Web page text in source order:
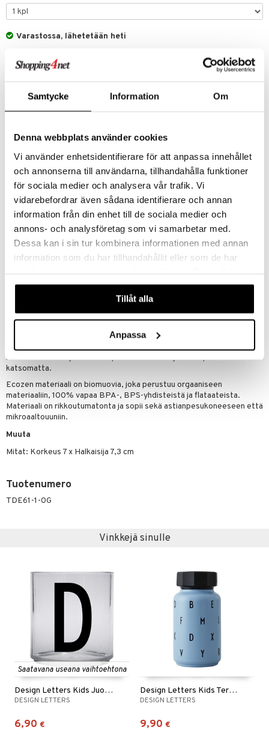
Samtycke Information Om
Denna webbplats använder cookies
Vi använder enhetsidentifierare för att anpassa innehållet
och annonserna till användarna, tillhandahålla funktioner
för sociala medier och analysera vår trafik. Vi
vidarebefordrar även sådana identifierare och annan
information från din enhet till de sociala medier och
annons- och analysföretag som vi samarbetar med.
Dessa kan i sin tur kombinera informationen med annan
information som du har tillhandahållit eller som de har
våra cookies vid fortsatt användande av vår webbplats.
Tillåt alla
Anpassa
Varastossa, lähetetään heti
8,90 €
Maksa osamaksulla alkaen 4 € per kuukausi.
LISÄÄ OSTOSKORIIN
KERRO YSTÄVÄLLE
ALE - on aika napsauttaa löydöt kotiin!
Tartu tilaisuuteen tehdä löytöjä suuresta
valikoiman jännittäviä tuotteita alennetuilla
hinnoilla!
Ale on voimassa 31.8.2026 asti mutta ole
nopea - suosikkituotteesi voivat päästä
Näe kaikki ale-löydöt »
Tuotetieto
Design Letters Ecozenmugg A-Z on persoonallinen lasten muksi
Ecozen-materiaalista. Mukeihin on painettu kirjain, mikä tekee niistä
henkilökohtaisen jokaiselle lapselle. Mainio lahjaidea lapsen ikää
katsomatta.
Ecozen materiaali on biomuovia, joka perustuu orgaaniseen
materiaaliin, 100% vapaa BPA-, BPS-yhdisteistä ja flataateista.
Materiaali on rikkoutumatonta ja sopii sekä astianpesukoneeseen että
mikroaaltouuniin.
Muuta
Mitat: Korkeus 7 x Halkaisija 7,3 cm
Tuotenumero
TDE61-1-0G
Vinkkejä sinulle
Saatavana useana vaihtoehtona
Design Letters Kids Juomalasi A-Z
DESIGN LETTERS
6,90 €
Design Letters Kids Termos
DESIGN LETTERS
9,90 €